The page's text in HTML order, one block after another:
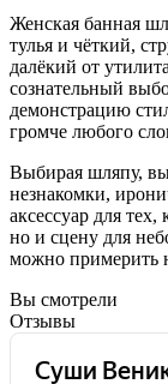
Женская банная
тулья и чёткий,
далёкий от
сознательный
демонстрацию
громче любого
Выбирая шляпу, вы
незнакомки,
аксессуар для
но и сцену для
можно примерить
Вы смотрели
Отзывы